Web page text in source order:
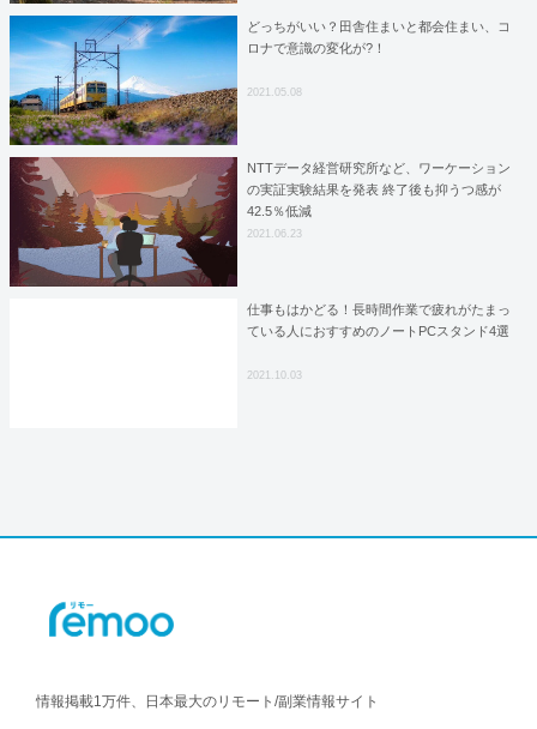
どっちがいい？田舎住まいと都会住まい、コ
ロナで意識の変化が?！
2021.05.08
NTTデータ経営研究所など、ワーケーション
の実証実験結果を発表 終了後も抑うつ感が
42.5％低減
2021.06.23
仕事もはかどる！長時間作業で疲れがたまっ
ている人におすすめのノートPCスタンド4選
2021.10.03
情報掲載1万件、日本最大のリモート/副業情報サイト